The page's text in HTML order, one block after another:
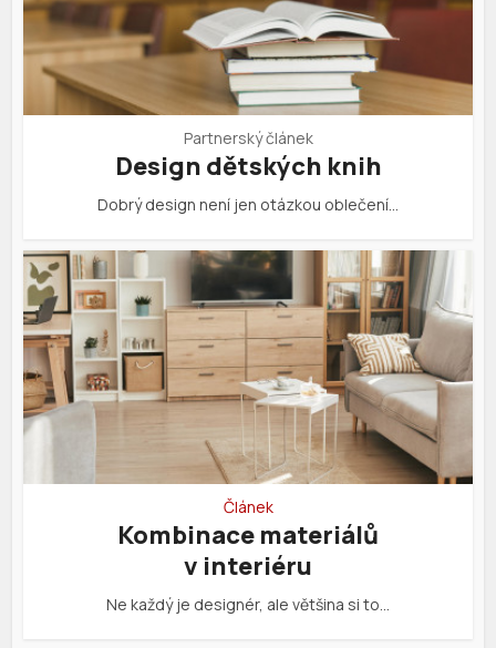
Partnerský článek
Design dětských knih
Dobrý design není jen otázkou oblečení…
Článek
Kombinace materiálů
v interiéru
Ne každý je designér, ale většina si to…